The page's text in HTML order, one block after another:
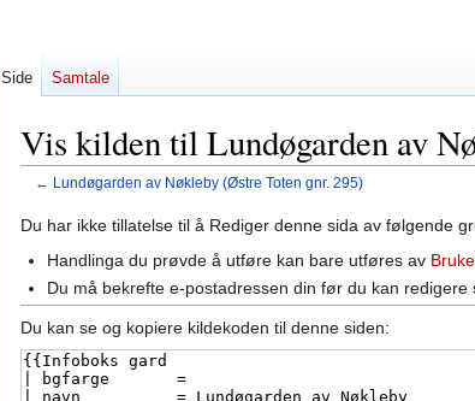
Vis kilden til Lundøgarden av
← Lundøgarden av Nøkleby (Østre Toten gnr. 295)
Hopp
navigering
Hopp
Du har ikke tillatelse til å Rediger denne sida av følgende
Handlinga du prøvde å utføre kan bare utføres av
Du må bekrefte e-postadressen din før du kan
Du kan se og kopiere kildekoden til denne siden:
Side Samtale